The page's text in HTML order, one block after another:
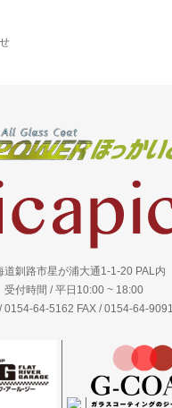
道釧路市星が浦大通1-1-20 PAL内
受付時間 / 平日10:00 ~ 18:00
0154-64-5162 FAX / 0154-64-9091